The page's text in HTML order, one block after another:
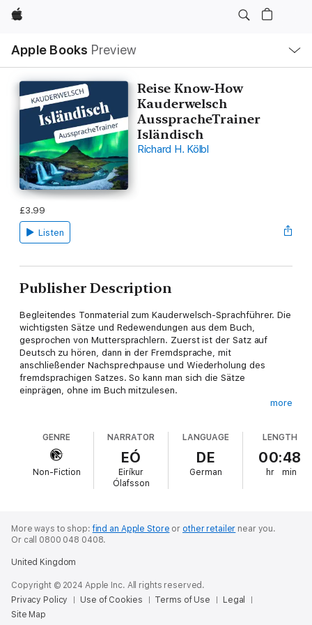
Apple
Apple Books Preview
Nav
Open
Menu
Reise Know-How
Kauderwelsch
AusspracheTrainer
Isländisch
Richard H. Kölbl
£3.99
Listen
Publisher Description
Begleitendes Tonmaterial zum Kauderwelsch-Sprachführer. Die
wichtigsten Sätze und Redewendungen aus dem Buch,
gesprochen von Muttersprachlern. Zuerst ist der Satz auf
Deutsch zu hören, dann in der Fremdsprache, mit
anschließender Nachsprechpause und Wiederholung des
fremdsprachigen Satzes. So kann man sich die Sätze
einprägen, ohne im Buch mitzulesen.
einfachen Leben in ihrem Land: Oft wirken Isländer
verschlossen und zurückhaltend. Dennoch heißt man den Gast
hier gerne willkommen. Kauderwelsch "Isländisch" erklärt die
wesentlichen Regeln der Sprache knapp und übersichtlich, so
dass man sich mit wenig Aufwand gut verständigen kann. Der
Alltags. Isländisch zu lernen, erfordert einigen Einsatz, aber der
Erfolg ist die Mühe wert!
Kauderwelsch Sprachführer von Reise Know-How: handlich,
more
GENRE
Non-Fiction
NARRATOR
EÓ
Eiríkur
Ólafsson
LANGUAGE
DE
German
LENGTH
00:48
hr min
More ways to shop:find an Apple Store or other retailer near you.
Or call 0800 048 0408.
United Kingdom
Copyright © 2024 Apple Inc. All rights reserved.
Privacy Policy
Use of Cookies Terms of Use
Legal
Site Map